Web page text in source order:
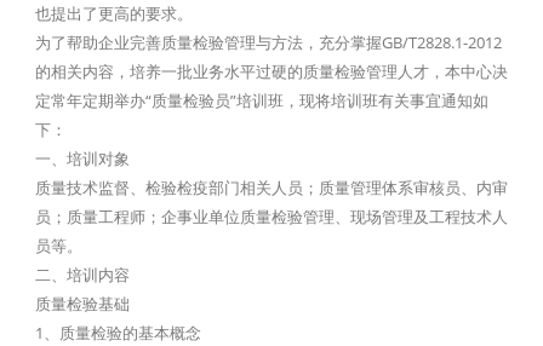
也提出了更高的要求。
为了帮助企业完善质量检验管理与方法，充分掌握GB/T2828.1-2012
的相关内容，培养一批业务水平过硬的质量检验管理人才，本中心决
定常年定期举办“质量检验员”培训班，现将培训班有关事宜通知如
下：
一、培训对象
质量技术监督、检验检疫部门相关人员；质量管理体系审核员、内审
员；质量工程师；企事业单位质量检验管理、现场管理及工程技术人
员等。
二、培训内容
质量检验基础
1、质量检验的基本概念